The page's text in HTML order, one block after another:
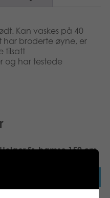
Kan vaskes på 40
har broderte øyne, er
tilsatt
og har testede
Holger Sr. bamse 150 cm